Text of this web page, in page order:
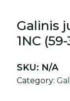
Galinis
1NC
SKU: N/A
Category: